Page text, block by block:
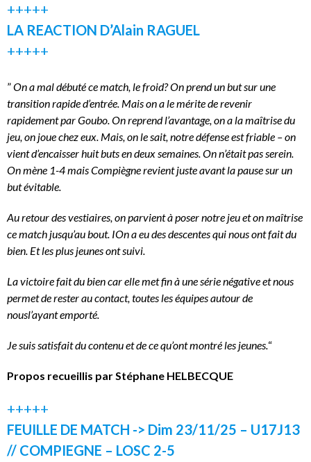
+++++
LA REACTION D’Alain RAGUEL
+++++
”On a mal débuté ce match, le froid? On prend un but sur une
transition rapide d’entrée. Mais on a le mérite de revenir
rapidement par Goubo. On reprend l’avantage, on a la maîtrise du
jeu, on joue chez eux. Mais, on le sait, notre défense est friable – on
vient d’encaisser huit buts en deux semaines. On n’était pas serein.
On mène 1-4 mais Compiègne revient juste avant la pause sur un
but évitable.
Au retour des vestiaires, on parvient à poser notre jeu et on maîtrise
ce match jusqu’au bout. IOn a eu des descentes qui nous ont fait du
bien. Et les plus jeunes ont suivi.
La victoire fait du bien car elle met fin à une série négative et nous
permet de rester au contact, toutes les équipes autour de
nousl’ayant emporté.
Je suis satisfait du contenu et de ce qu’ont montré les jeunes.“
Propos recueillis par Stéphane HELBECQUE
+++++
FEUILLE DE MATCH -> Dim 23/11/25 – U17J13
// COMPIEGNE – LOSC 2-5